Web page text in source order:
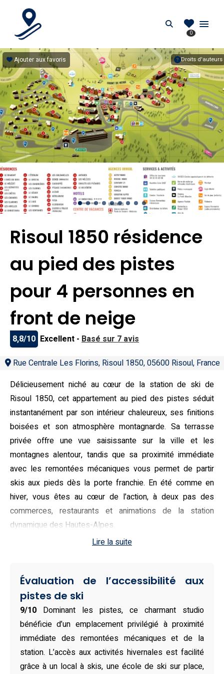
Search
0
Droits d'auteurs
Ajouter aux favoris
Risoul 1850 résidence
au pied des pistes
pour 4 personnes en
front de neige
8,8/10 Excellent - Basé sur 7 avis
Rue Centrale Les Florins, Risoul 1850, 05600 Risoul, France
Délicieusement niché au cœur de la station de ski de
Risoul 1850, cet appartement au pied des pistes séduit
instantanément par son intérieur chaleureux, ses finitions
boisées et son atmosphère montagnarde. Sa terrasse
privée offre une vue saisissante sur la ville et les
montagnes alentour, tandis que sa proximité immédiate
avec les remontées mécaniques vous permet de partir
skis aux pieds dès la porte franchie. En été comme en
hiver, vous êtes au cœur de l’action, à deux pas des
commerces, restaurants et animations de la station
dynamique des Hautes-Alpes.
Lumineux et bien agencé, le logement peut accueillir
équipée de lits superposés, un canapé-lit dans le séjour,
une salle de bain moderne avec baignoire, et une cuisine
toute équipée (four, réfrigérateur, machine à café, micro-
ondes…). Idéal pour les familles, l’établissement propose
également un accès à une piscine extérieure chauffée en
saison, un balcon spacieux et un local à skis pratique.
L’appartement est non-fumeur, accessible en fauteuil
Lire la suite
Évaluation de l’accessibilité aux
pistes de ski
9/10 Dominant les pistes, ce charmant studio
bénéficie d’un emplacement privilégié à proximité
immédiate des remontées mécaniques et de la
station. L’accès aux activités hivernales est facilité
grâce à un local à skis, une école de ski sur place,